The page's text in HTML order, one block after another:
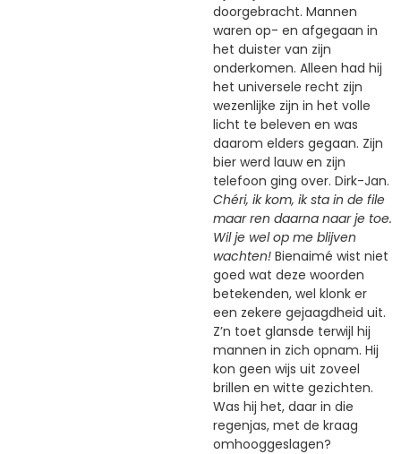
doorgebracht. Mannen
waren op- en afgegaan in
het duister van zijn
onderkomen. Alleen had hij
het universele recht zijn
wezenlijke zijn in het volle
licht te beleven en was
daarom elders gegaan. Zijn
bier werd lauw en zijn
telefoon ging over. Dirk-Jan.
Chéri, ik kom, ik sta in de file
maar ren daarna naar je toe.
Wil je wel op me blijven
wachten! Bienaimé wist niet
goed wat deze woorden
betekenden, wel klonk er
een zekere gejaagdheid uit.
Z’n toet glansde terwijl hij
mannen in zich opnam. Hij
kon geen wijs uit zoveel
brillen en witte gezichten.
Was hij het, daar in die
regenjas, met de kraag
omhooggeslagen?